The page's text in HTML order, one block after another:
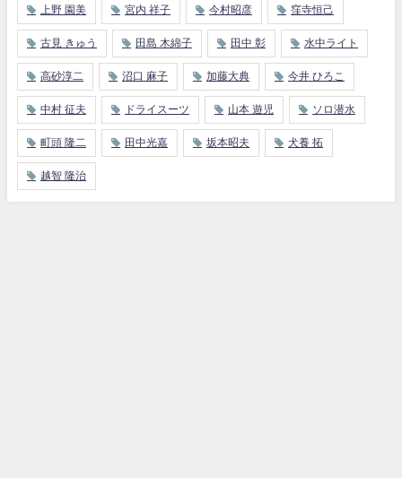
上野 園美 宮内 祥子 今村昭彦 窪寺恒己
古見 きゅう 田島 木綿子 田中 彰 水中ライト
高砂淳二 沼口 麻子 加藤大典 今井 ひろこ
中村 征夫 ドライスーツ 山本 遊児 ソロ潜水
町頭 隆二 田中光嘉 坂本昭夫 犬養 拓
越智 隆治